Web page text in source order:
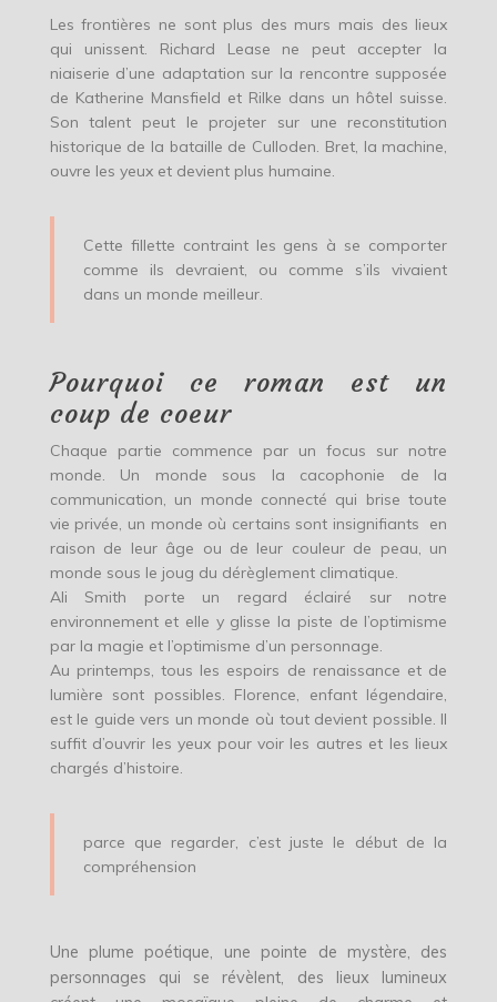
Les frontières ne sont plus des murs mais des lieux
qui unissent. Richard Lease ne peut accepter la
niaiserie d’une adaptation sur la rencontre supposée
de Katherine Mansfield et Rilke dans un hôtel suisse.
Son talent peut le projeter sur une reconstitution
historique de la bataille de Culloden. Bret, la machine,
ouvre les yeux et devient plus humaine.
Cette fillette contraint les gens à se comporter
comme ils devraient, ou comme s’ils vivaient
dans un monde meilleur.
Pourquoi ce roman est un
coup de coeur
Chaque partie commence par un focus sur notre
monde. Un monde sous la cacophonie de la
communication, un monde connecté qui brise toute
vie privée, un monde où certains sont insignifiants en
raison de leur âge ou de leur couleur de peau, un
monde sous le joug du dérèglement climatique.
Ali Smith porte un regard éclairé sur notre
environnement et elle y glisse la piste de l’optimisme
par la magie et l’optimisme d’un personnage.
Au printemps, tous les espoirs de renaissance et de
lumière sont possibles. Florence, enfant légendaire,
est le guide vers un monde où tout devient possible. Il
suffit d’ouvrir les yeux pour voir les autres et les lieux
chargés d’histoire.
parce que regarder, c’est juste le début de la
compréhension
Une plume poétique, une pointe de mystère, des
personnages qui se révèlent, des lieux lumineux